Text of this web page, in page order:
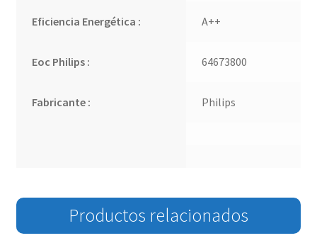
Eficiencia Energética : A++
Eoc Philips : 64673800
Fabricante : Philips
Productos relacionados